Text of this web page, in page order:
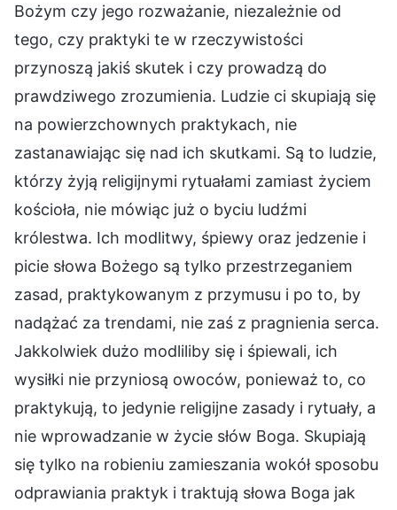
Bożym czy jego rozważanie, niezależnie od
tego, czy praktyki te w rzeczywistości
przynoszą jakiś skutek i czy prowadzą do
prawdziwego zrozumienia. Ludzie ci skupiają się
na powierzchownych praktykach, nie
zastanawiając się nad ich skutkami. Są to ludzie,
którzy żyją religijnymi rytuałami zamiast życiem
kościoła, nie mówiąc już o byciu ludźmi
królestwa. Ich modlitwy, śpiewy oraz jedzenie i
picie słowa Bożego są tylko przestrzeganiem
zasad, praktykowanym z przymusu i po to, by
nadążać za trendami, nie zaś z pragnienia serca.
Jakkolwiek dużo modliliby się i śpiewali, ich
wysiłki nie przyniosą owoców, ponieważ to, co
praktykują, to jedynie religijne zasady i rytuały, a
nie wprowadzanie w życie słów Boga. Skupiają
się tylko na robieniu zamieszania wokół sposobu
odprawiania praktyk i traktują słowa Boga jak